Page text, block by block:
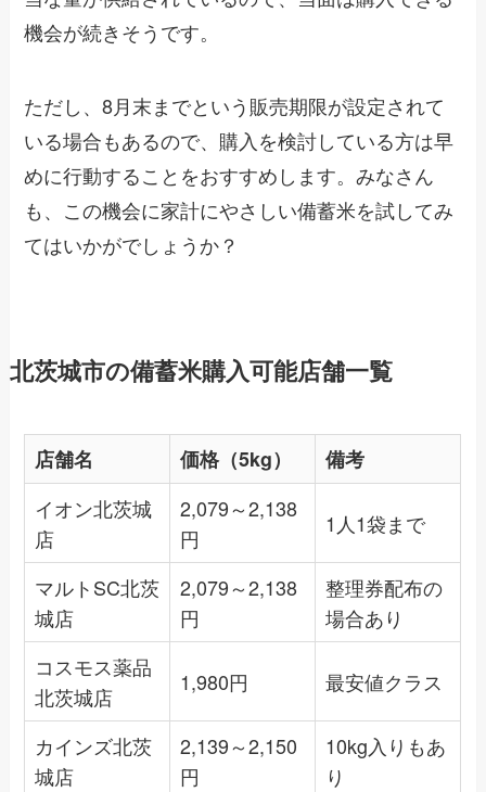
機会が続きそうです。
ただし、8月末までという販売期限が設定されて
いる場合もあるので、購入を検討している方は早
めに行動することをおすすめします。みなさん
も、この機会に家計にやさしい備蓄米を試してみ
てはいかがでしょうか？
北茨城市の備蓄米購入可能店舗一覧
店舗名 価格（5kg）
備考
イオン北茨城
店
2,079～2,138
円
1人1袋まで
マルトSC北茨
城店
2,079～2,138
円
整理券配布の
場合あり
コスモス薬品
北茨城店
1,980円 最安値クラス
カインズ北茨
城店
2,139～2,150
円
10kg入りもあ
り